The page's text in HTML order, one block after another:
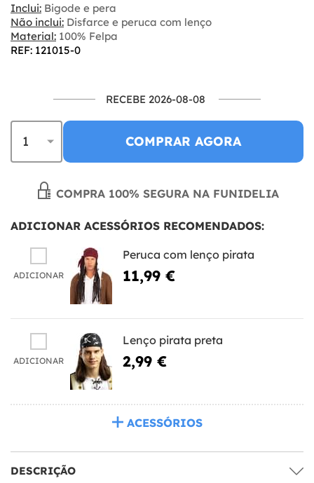
Inclui: Bigode e pera
Não inclui: Disfarce e peruca com lenço
Material: 100% Felpa
REF: 121015-0
RECEBE 2026-08-08
COMPRAR AGORA
COMPRA 100% SEGURA NA FUNIDELIA
ADICIONAR ACESSÓRIOS RECOMENDADOS:
ADICIONAR
Peruca com lenço pirata
11,99 €
ADICIONAR
Lenço pirata preta
2,99 €
ACESSÓRIOS
DESCRIÇÃO